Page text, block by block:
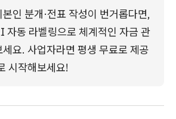
자동 라벨링으로 체계적인 자금 관
요. 사업자라면 평생 무료로 제공
시작해보세요!